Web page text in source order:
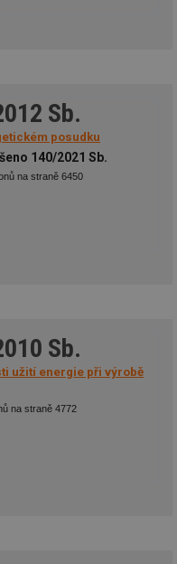
Sb.
posudku
140/2021 Sb.
na straně 6450
Sb.
užití energie při výrobě
na straně 4772